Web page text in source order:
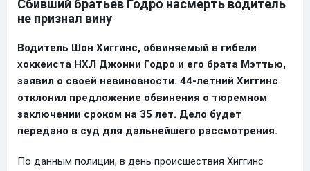
Сбивший братьев Годро насмерть водитель
не признал вину
Водитель Шон Хиггинс, обвиняемый в гибели
хоккеиста НХЛ Джонни Годро и его брата Мэттью,
заявил о своей невиновности. 44-летний Хиггинс
отклонил предложение обвинения о тюремном
заключении сроком на 35 лет. Дело будет
передано в суд для дальнейшего рассмотрения.
По данным полиции, в день происшествия Хиггинс